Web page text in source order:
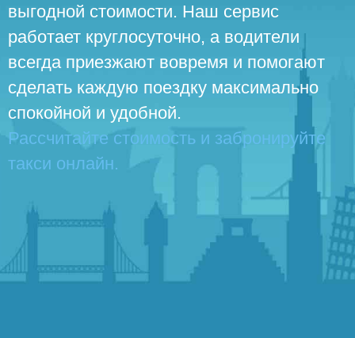
выгодной стоимости. Наш сервис
работает круглосуточно, а водители
всегда приезжают вовремя и помогают
сделать каждую поездку максимально
спокойной и удобной.
Рассчитайте стоимость и забронируйте
такси онлайн.